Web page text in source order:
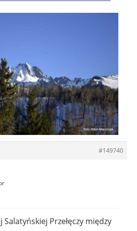
#149740
Przełęczy między